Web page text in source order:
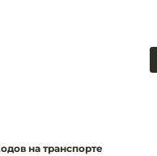
на транспорте